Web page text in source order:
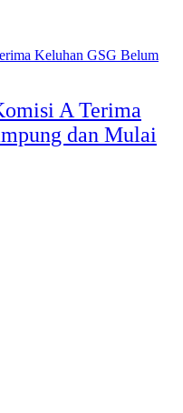
A Terima
dan Mulai